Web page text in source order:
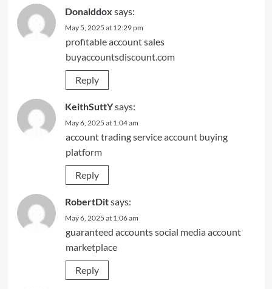
Donalddox says:
May 5, 2025 at 12:29 pm
profitable account sales
buyaccountsdiscount.com
Reply
KeithSuttYsays:
May 6, 2025 at 1:04 am
account trading serviceaccount buying
platform
Reply
RobertDitsays:
May 6, 2025 at 1:06 am
guaranteed accountssocial media account
marketplace
Reply